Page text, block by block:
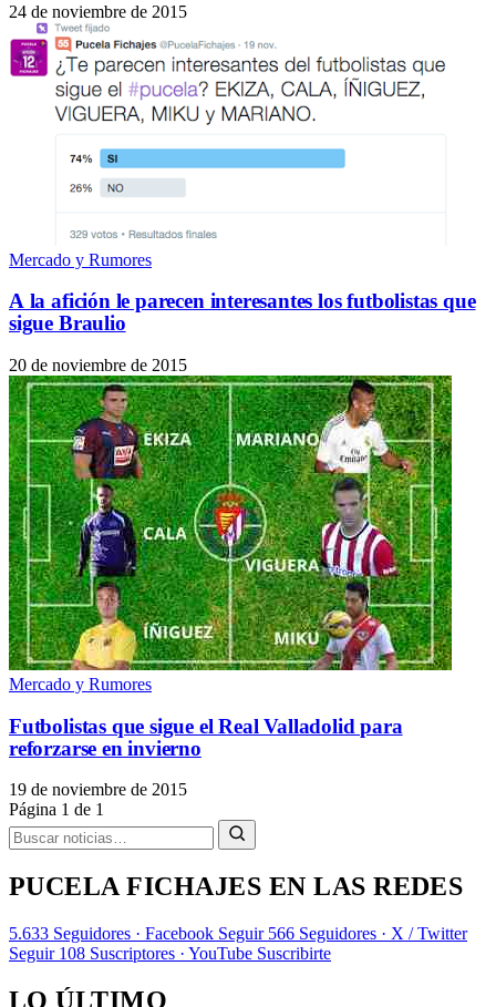
24 de noviembre de 2015
Mercado y Rumores
A la afición le parecen interesantes los futbolistas que
sigue Braulio
20 de noviembre de 2015
Mercado y Rumores
Futbolistas que sigue el Real Valladolid para
reforzarse en invierno
19 de noviembre de 2015
Página 1 de 1
PUCELA FICHAJES EN LAS REDES
5.633 Seguidores · Facebook Seguir 566 Seguidores · X / Twitter
Seguir 108 Suscriptores · YouTube Suscribirte
LO ÚLTIMO